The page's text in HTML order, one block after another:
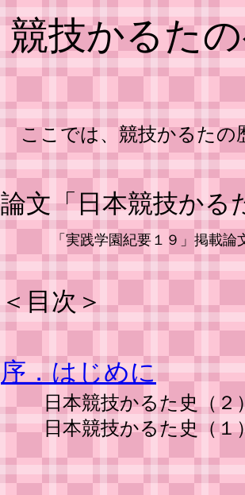
競技かるた
ここでは、競技かるたの
論文「日本競技かる
「実践学園紀要１９」掲載
＜目次＞
序．はじめに
日本競技かるた史（２
日本競技かるた史（１